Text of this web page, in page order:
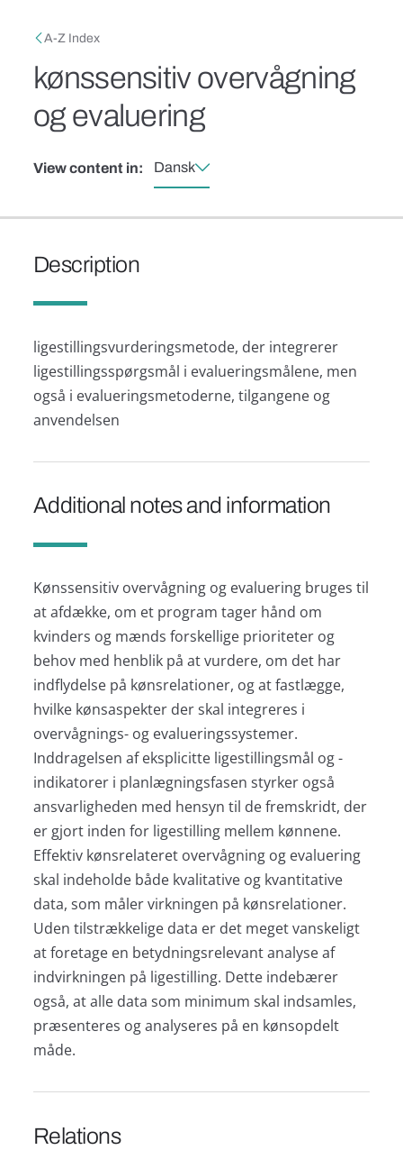
Breadcrumb
A-Z Index
kønssensitiv overvågning
og evaluering
View content in: Dansk
Description
ligestillingsvurderingsmetode, der integrerer
ligestillingsspørgsmål i evalueringsmålene, men
også i evalueringsmetoderne, tilgangene og
anvendelsen
Additional notes and information
Kønssensitiv overvågning og evaluering bruges til
at afdække, om et program tager hånd om
kvinders og mænds forskellige prioriteter og
behov med henblik på at vurdere, om det har
indflydelse på kønsrelationer, og at fastlægge,
hvilke kønsaspekter der skal integreres i
overvågnings- og evalueringssystemer.
Inddragelsen af eksplicitte ligestillingsmål og -
indikatorer i planlægningsfasen styrker også
ansvarligheden med hensyn til de fremskridt, der
er gjort inden for ligestilling mellem kønnene.
Effektiv kønsrelateret overvågning og evaluering
skal indeholde både kvalitative og kvantitative
data, som måler virkningen på kønsrelationer.
Uden tilstrækkelige data er det meget vanskeligt
at foretage en betydningsrelevant analyse af
indvirkningen på ligestilling. Dette indebærer
også, at alle data som minimum skal indsamles,
præsenteres og analyseres på en kønsopdelt
måde.
Relations